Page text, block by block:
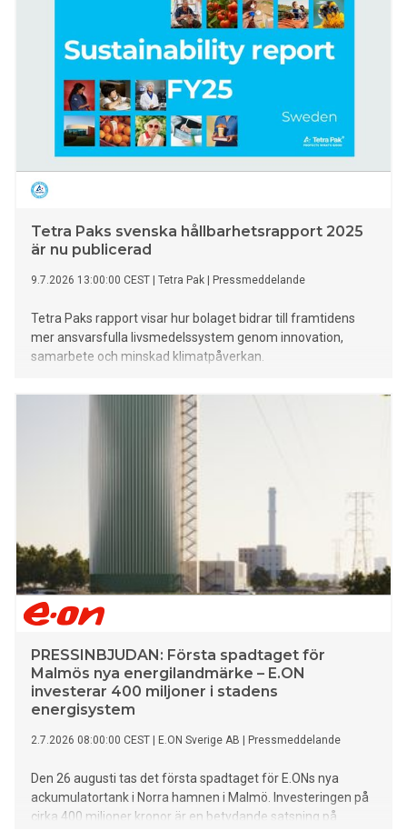
Tetra Paks svenska hållbarhetsrapport 2025
är nu publicerad
9.7.2026 13:00:00 CEST Tetra Pak Pressmeddelande
Tetra Paks rapport visar hur bolaget bidrar till framtidens
mer ansvarsfulla livsmedelssystem genom innovation,
samarbete och minskad klimatpåverkan.
PRESSINBJUDAN: Första spadtaget för
Malmös nya energilandmärke – E.ON
investerar 400 miljoner i stadens
energisystem
2.7.2026 08:00:00 CEST E.ON Sverige AB Pressmeddelande
Den 26 augusti tas det första spadtaget för E.ONs nya
ackumulatortank i Norra hamnen i Malmö. Investeringen på
cirka 400 miljoner kronor är en betydande satsning på